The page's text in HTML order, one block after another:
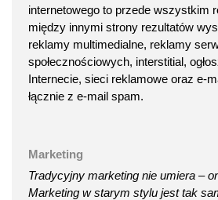
internetowego to przede wszystkim
między innymi strony rezultatów
reklamy multimedialne, reklamy
społecznościowych, interstitial,
Internecie, sieci reklamowe oraz e-
łącznie z e-mail spam.
Marketing
Tradycyjny marketing nie umiera –
Marketing w starym stylu jest tak